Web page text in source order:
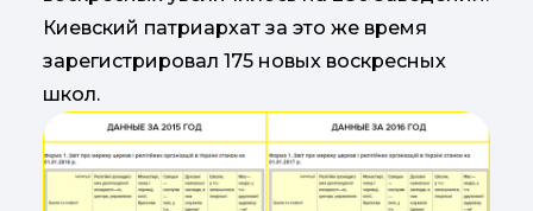
Киевский патриархат за это же время
зарегистрировал 175 новых воскресных
школ.